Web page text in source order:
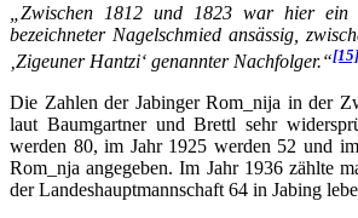
„Zwischen 1812 und 1823 war hier ein
bezeichneter Nagelschmied ansässig,
‚Zigeuner Hantzi‘ genannter Nachfolger.“[15]
Die Zahlen der Jabinger Rom_nija in der
laut Baumgartner und Brettl sehr
werden 80, im Jahr 1925 werden 52 und
Rom_nja angegeben. Im Jahr 1936 zählte
der Landeshauptmannschaft 64 in Jabing